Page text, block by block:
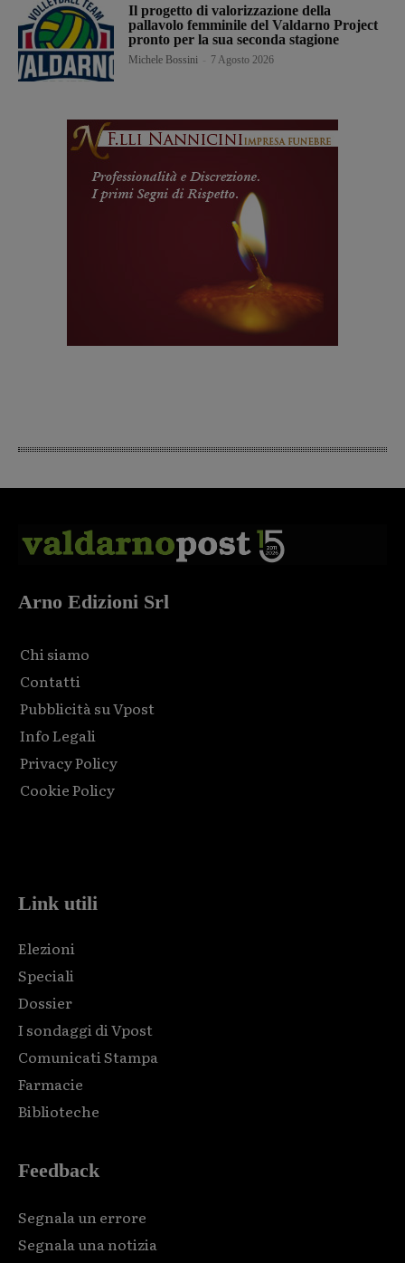
Il progetto di valorizzazione della
pallavolo femminile del Valdarno Project
pronto per la sua seconda stagione
Michele Bossini 7 Agosto 2026
Arno Edizioni Srl
Chi siamo
Contatti
Pubblicità su Vpost
Info Legali
Privacy Policy
Cookie Policy
Link utili
Elezioni
Speciali
Dossier
I sondaggi di Vpost
Comunicati Stampa
Farmacie
Biblioteche
Feedback
Segnala un errore
Segnala una notizia